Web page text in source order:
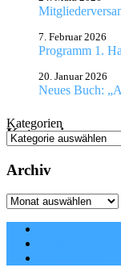
Programm 1.
7. Februar 2026
Neues Buch:
20. Januar 2026
Kategorien
Kategorien
Archiv
Archiv